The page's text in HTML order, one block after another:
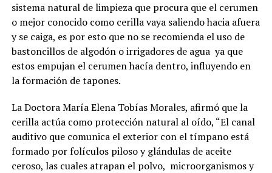
sistema natural de limpieza que procura que el cerumen
o mejor conocido como cerilla vaya saliendo hacia afuera
y se caiga, es por esto que no se recomienda el uso de
bastoncillos de algodón o irrigadores de agua ya que
estos empujan el cerumen hacía dentro, influyendo en
la formación de tapones.
La Doctora María Elena Tobías Morales, afirmó que la
cerilla actúa como protección natural al oído, “El canal
auditivo que comunica el exterior con el tímpano está
formado por folículos piloso y glándulas de aceite
ceroso, las cuales atrapan el polvo, microorganismos y